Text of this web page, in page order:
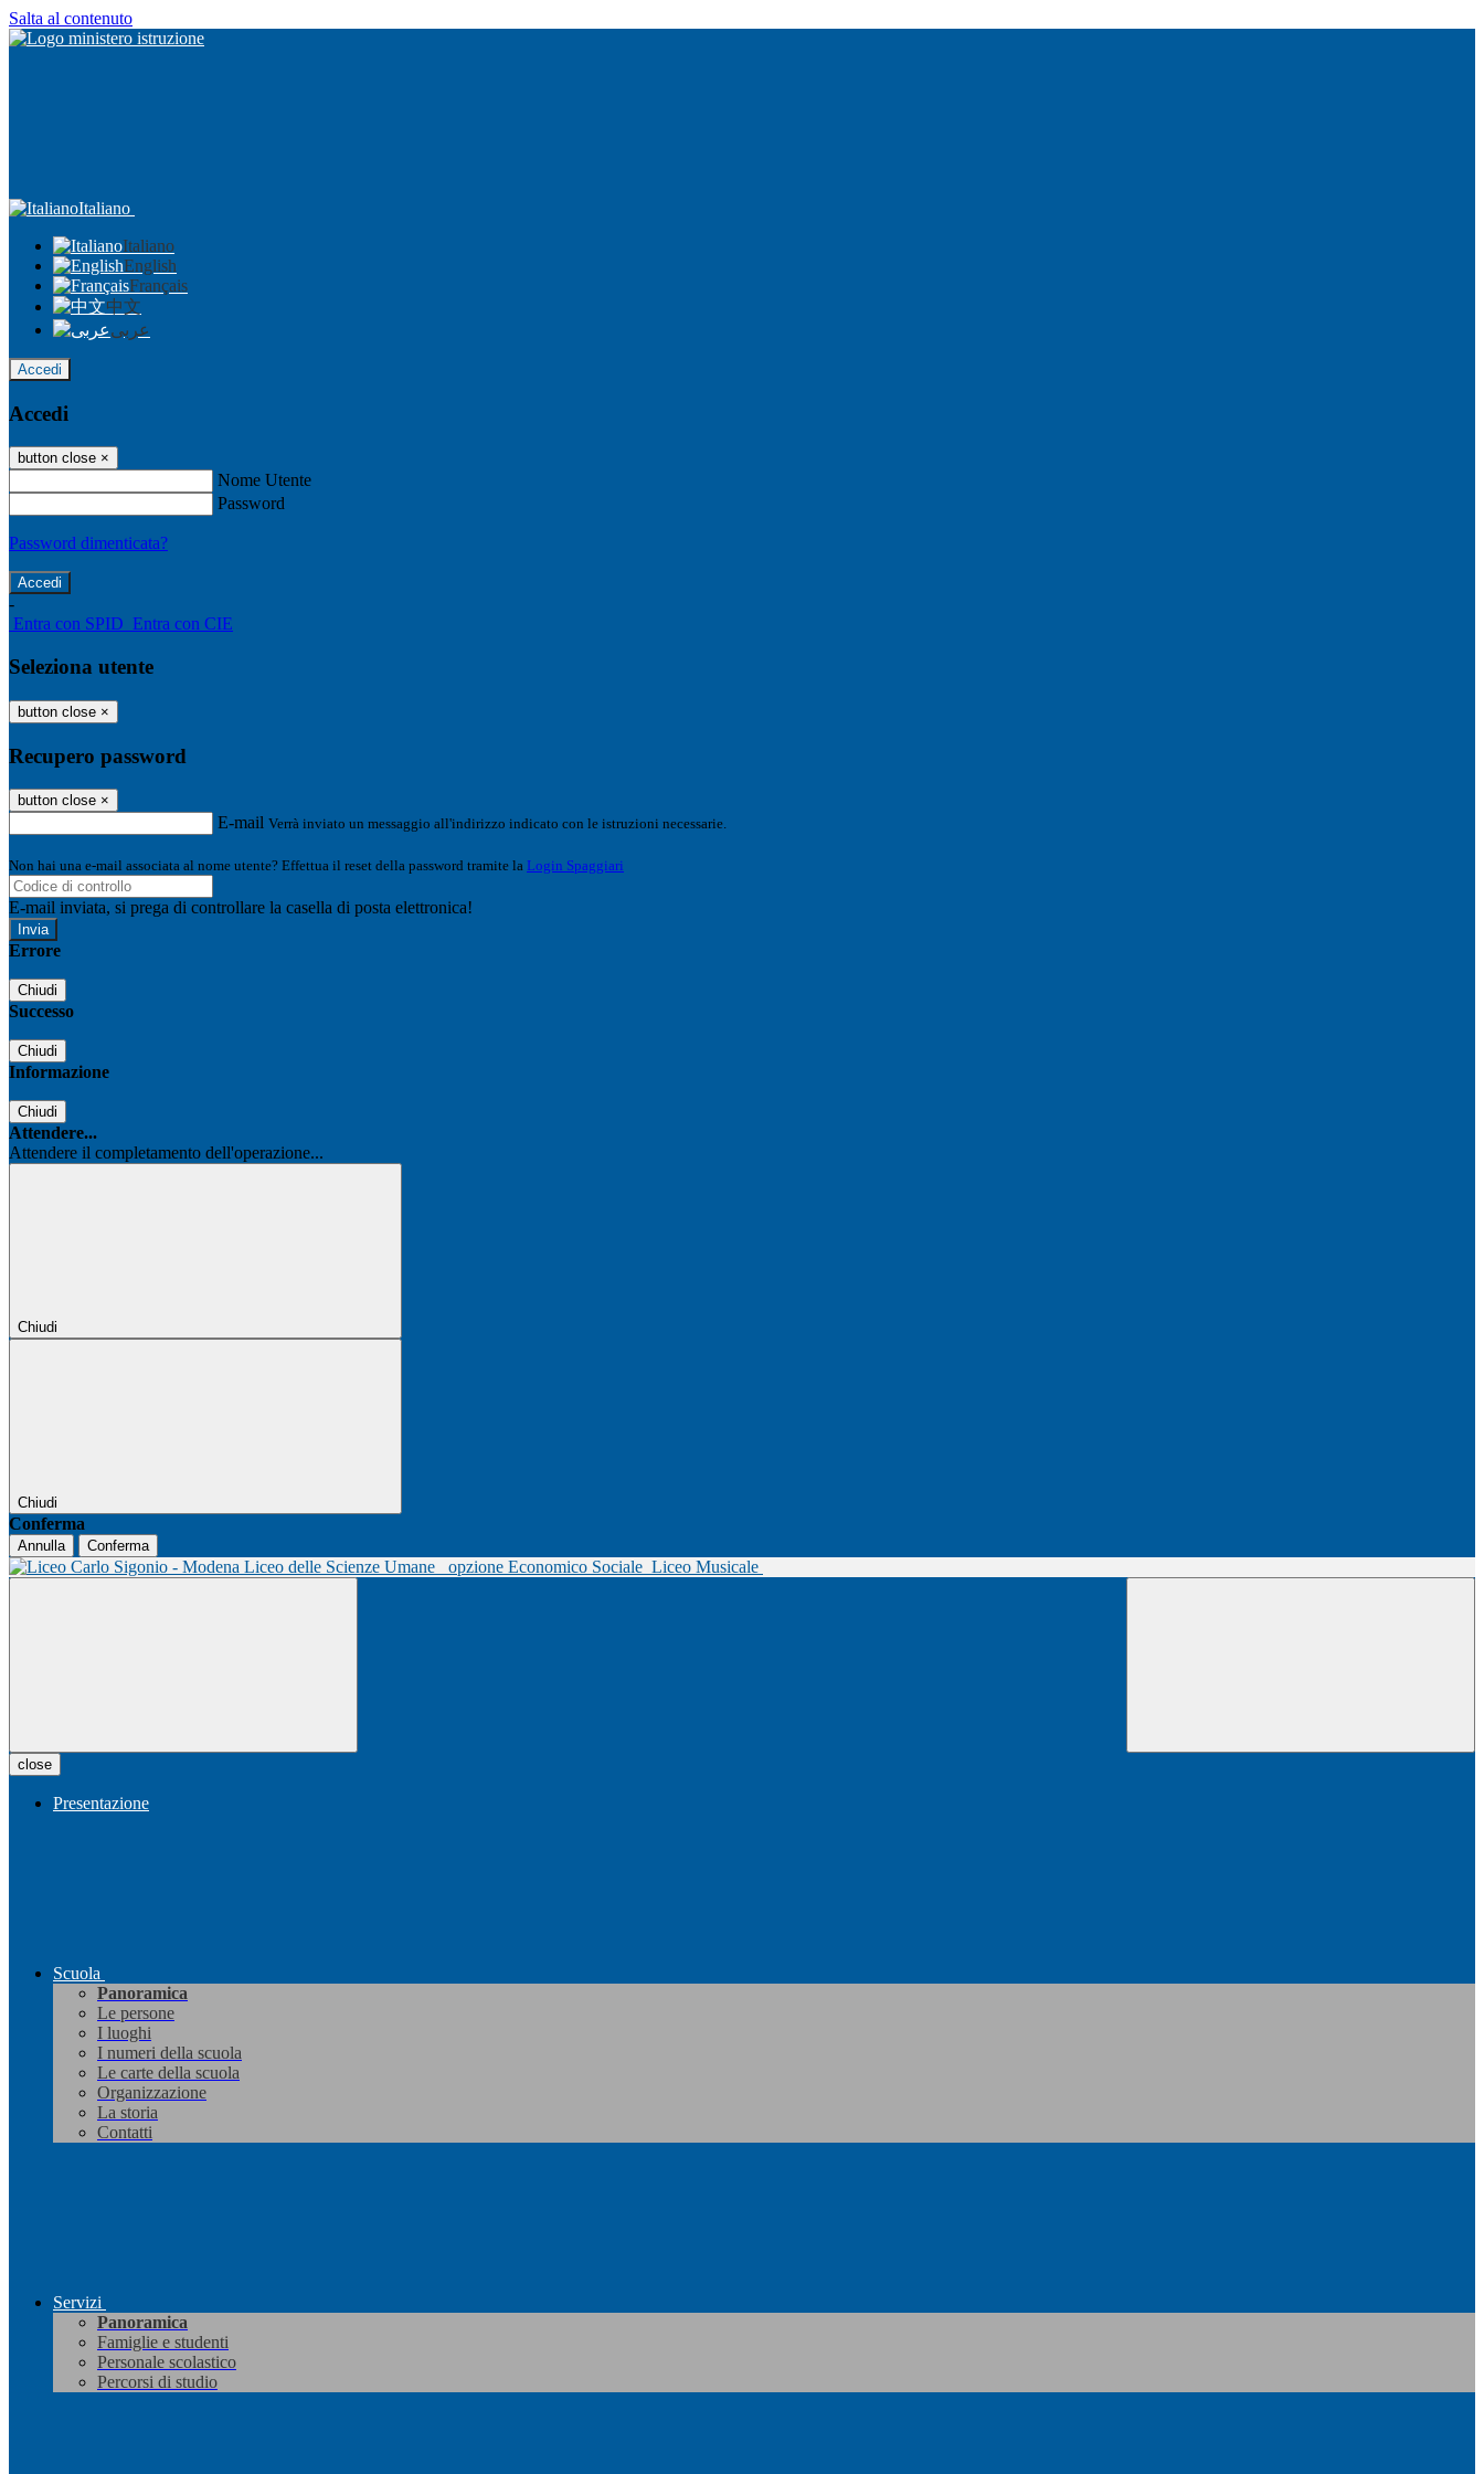
Salta al contenuto
Italiano
Italiano
English
Français
中文
عربى
Accedi
Accedi
button close ×
Nome Utente
Password
Password dimenticata?
-
Entra con SPID Entra con CIE
Seleziona utente
button close ×
Recupero password
button close ×
E-mail Verrà inviato un messaggio all'indirizzo indicato con le istruzioni necessarie.
Non hai una e-mail associata al nome utente? Effettua il reset della password tramite la Login Spaggiari
E-mail inviata, si prega di controllare la casella di posta elettronica!
Errore
Chiudi
Successo
Chiudi
Informazione
Chiudi
Attendere...
Attendere il completamento dell'operazione...
Chiudi
Chiudi
Conferma
Annulla Conferma
Liceo delle Scienze Umane opzione Economico Sociale Liceo Musicale
close
Presentazione
Scuola
Panoramica
Le persone
I luoghi
I numeri della scuola
Le carte della scuola
Organizzazione
La storia
Contatti
Servizi
Panoramica
Famiglie e studenti
Personale scolastico
Percorsi di studio